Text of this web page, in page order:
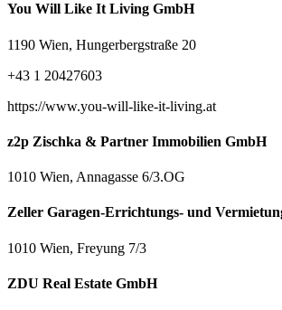
You Will Like It Living GmbH
1190 Wien, Hungerbergstraße 20
+43 1 20427603
https://www.you-will-like-it-living.at
z2p Zischka & Partner Immobilien GmbH
1010 Wien, Annagasse 6/3.OG
Zeller Garagen-Errichtungs- und
1010 Wien, Freyung 7/3
ZDU Real Estate GmbH